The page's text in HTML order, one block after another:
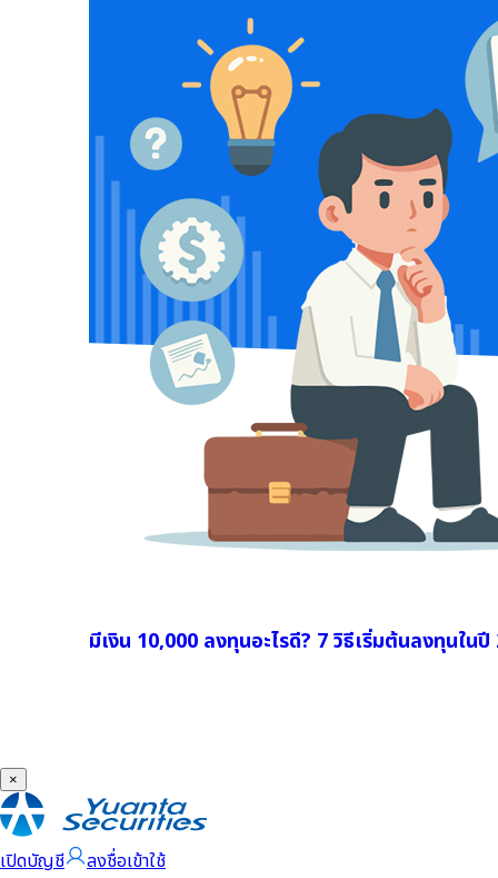
มีเงิน 10,000 ลงทุนอะไรดี? 7 วิธีเริ่มต้นลงทุนในปี
×
เปิดบัญชี ลงชื่อเข้าใช้